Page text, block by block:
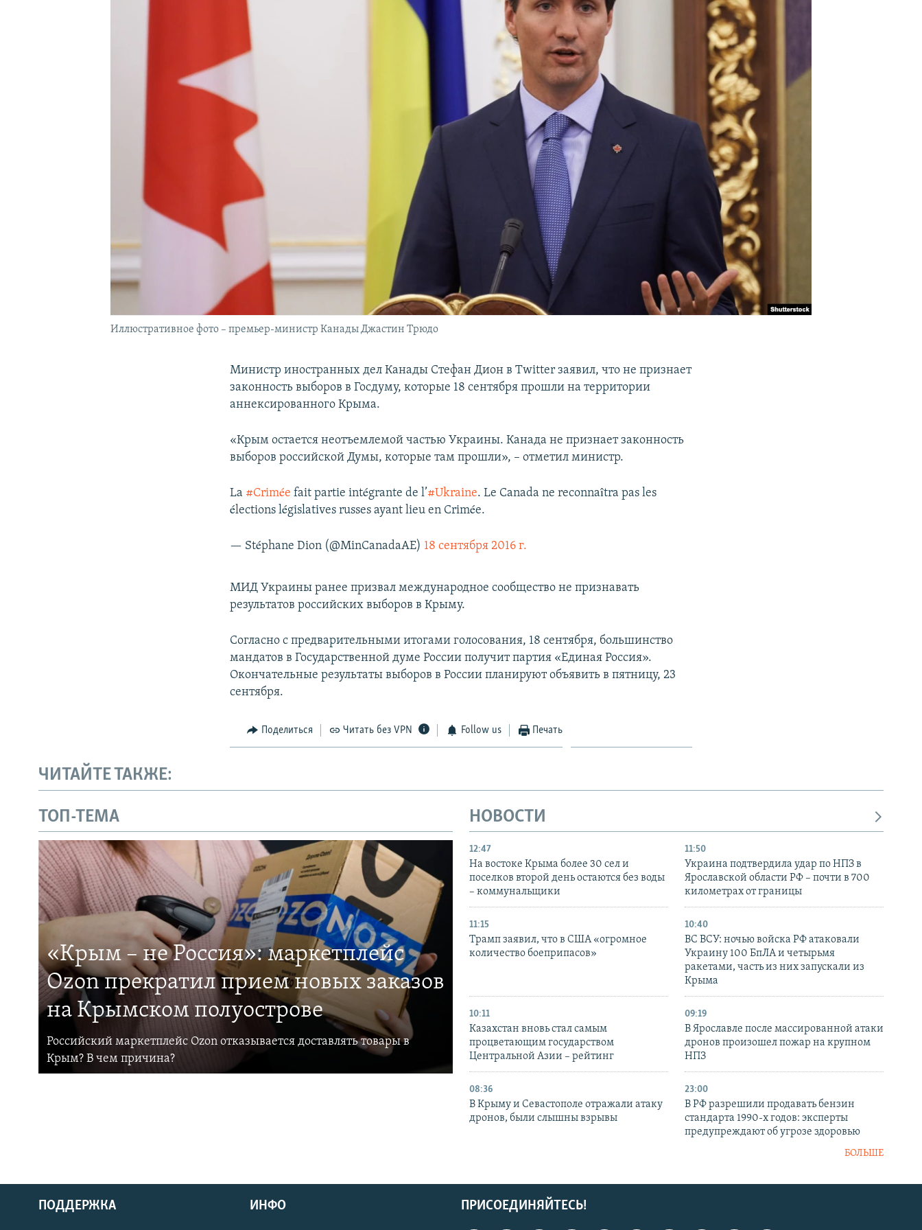
Иллюстративное фото – премьер-министр Канады Джастин Трюдо
Министр иностранных дел Канады Стефан Дион в Twitter заявил, что не признает
законность выборов в Госдуму, которые 18 сентября прошли на территории
аннексированного Крыма.
«Крым остается неотъемлемой частью Украины. Канада не признает законность
выборов российской Думы, которые там прошли», – отметил министр.
La #Crimée fait partie intégrante de l’#Ukraine. Le Canada ne reconnaîtra pas les
élections législatives russes ayant lieu en Crimée.
— Stéphane Dion (@MinCanadaAE) 18 сентября 2016 г.
МИД Украины ранее призвал международное сообщество не признавать
результатов российских выборов в Крыму.
Согласно с предварительными итогами голосования, 18 сентября, большинство
мандатов в Государственной думе России получит партия «Единая Россия».
Окончательные результаты выборов в России планируют объявить в пятницу, 23
сентября.
Поделиться Читать без VPN Follow us Печать
ЧИТАЙТЕ ТАКЖЕ:
ТОП-ТЕМА
«Крым – не Россия»: маркетплейс
Ozon прекратил прием новых заказов
на Крымском полуострове
Российский маркетплейс Ozon отказывается доставлять товары в
Крым? В чем причина?
НОВОСТИ
12:47
На востоке Крыма более 30 сел и
поселков второй день остаются без воды
– коммунальщики
11:50
Украина подтвердила удар по НПЗ в
Ярославской области РФ – почти в 700
километрах от границы
11:15
Трамп заявил, что в США «огромное
количество боеприпасов»
10:40
ВС ВСУ: ночью войска РФ атаковали
Украину 100 БпЛА и четырьмя
ракетами, часть из них запускали из
Крыма
10:11
Казахстан вновь стал самым
процветающим государством
Центральной Азии – рейтинг
09:19
В Ярославле после массированной атаки
дронов произошел пожар на крупном
НПЗ
08:36
В Крыму и Севастополе отражали атаку
дронов, были слышны взрывы
23:00
В РФ разрешили продавать бензин
стандарта 1990-х годов: эксперты
предупреждают об угрозе здоровью
БОЛЬШЕ
ПРИСОЕДИНЯЙТЕСЬ!
ПОДДЕРЖКА ИНФО